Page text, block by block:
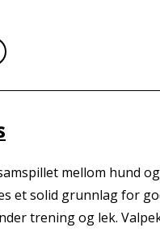
mellom hund
et solid grunnlag for
trening og lek.